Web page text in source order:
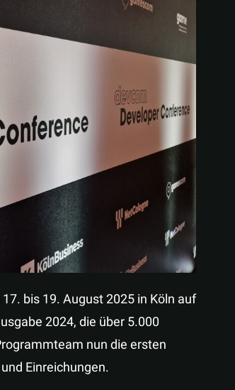
bis 19. August 2025 in Köln auf
2024, die über 5.000
nun die ersten
Einreichungen.